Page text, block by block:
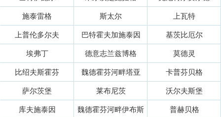
施泰雷格 斯太尔 上瓦特
上普伦多尔夫 巴特霍夫加施泰因 基茨比厄尔
埃弗丁 德意志兰兹博格 莫德灵
比绍夫斯霍芬 魏德霍芬河畔塔亚 卡普芬贝格
萨尔茨堡 莱布尼茨 沃尔夫斯堡
库夫施泰因 魏德霍芬河畔伊布斯 普赫贝格